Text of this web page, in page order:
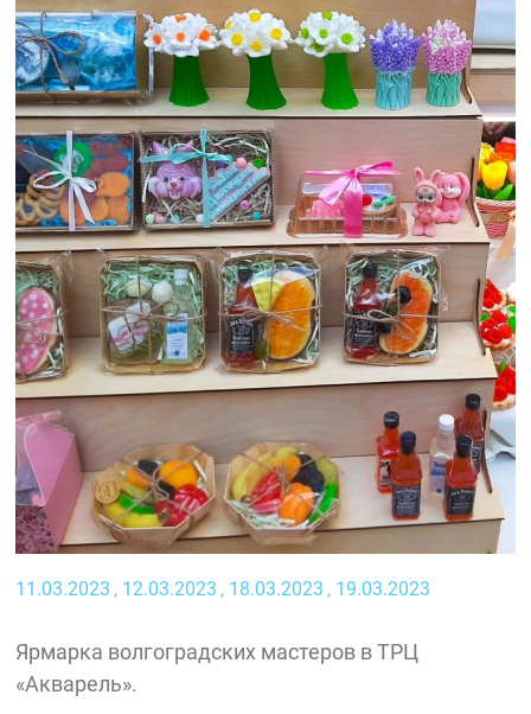
11.03.2023 , 12.03.2023 , 18.03.2023 , 19.03.2023
Ярмарка волгоградских мастеров в ТРЦ
«Акварель».